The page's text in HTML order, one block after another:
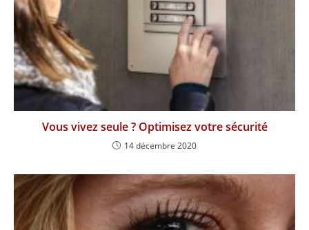
Vous vivez seule ? Optimisez votre sécurité
14 décembre 2020